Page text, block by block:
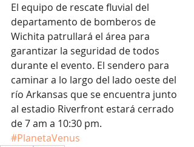
El equipo de rescate fluvial del
departamento de bomberos de
Wichita patrullará el área para
garantizar la seguridad de todos
durante el evento. El sendero para
caminar a lo largo del lado oeste del
río Arkansas que se encuentra junto
al estadio Riverfront estará cerrado
de 7 am a 10:30 pm.
#PlanetaVenus